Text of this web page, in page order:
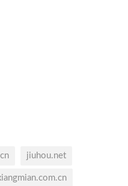
jiuhou.net